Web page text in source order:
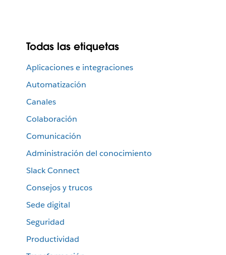
Todas las etiquetas
Aplicaciones e integraciones
Automatización
Canales
Colaboración
Comunicación
Administración del conocimiento
Slack Connect
Consejos y trucos
Sede digital
Seguridad
Productividad